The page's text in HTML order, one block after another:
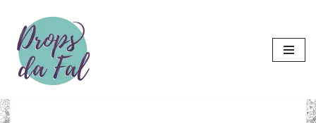
Pular
para
conteúdo